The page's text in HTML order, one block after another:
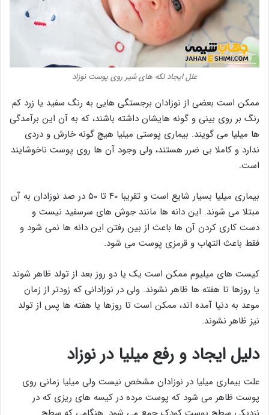
علل ایجاد لکه های شیر روی پوست نوزاد
ممکن است بعضی از نوزادان برجستگی هایی به رنگ سفید یا زرد کم
رنگ بر روی بینی و گونه هایشان داشته باشند، که به آن این برآمدگی
ها میلیا می گویند. بیماری پوستی میلیا هیچ گونه خارش و دردی
ندارد و کاملا بی ضرر هستند، ولی وجود آن ها روی پوست ناخوشایند
است.
بیماری میلیا بسیار شایع است و تقریبا ۴۰ تا ۵۰ در صد نوزادان به آن
مبتلا می شوند. این دانه ها مانند جوش های سرسفید نیست و
دست کاری کردن آن ها باعث از بین رفتن این دانه ها نمی شود و
فقط باعث التهاب و قرمزی پوست می شود.
کیست های میلیوم ممکن است یک یا دو روز بعد از تولد ظاهر شوند
یا روزها تا هفته ها ظاهر نشوند. ولی در نوزادانی که زودتر از زمان
موعد به دنیا آمده اند، ممکن است تا روزها یا هفته ها پس از تولد
نیز ظاهر نشوند.
دلیل ایجاد و رفع میلیا در نوزاد
علت بیماری میلیا در نوزادان مشخص نیست ولی میلیا زمانی روی
پوست ظاهر می شود که پوست مرده در کیسه های ریزی که در